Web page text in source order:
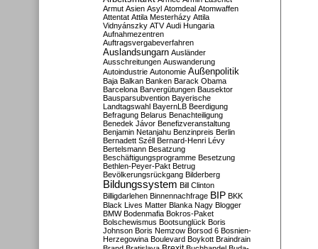
Armut Asien Asyl Atomdeal Atomwaffen
Attentat Attila Mesterházy Attila
Vidnyánszky ATV Audi Hungaria
Aufnahmezentren
Auftragsvergabeverfahren
Auslandsungarn Ausländer
Ausschreitungen Auswanderung
Autoindustrie Autonomie Außenpolitik
Baja Balkan Banken Barack Obama
Barcelona Barvergütungen Bausektor
Bausparsubvention Bayerische
Landtagswahl BayernLB Beerdigung
Befragung Belarus Benachteiligung
Benedek Jávor Benefizveranstaltung
Benjamin Netanjahu Benzinpreis Berlin
Bernadett Széll Bernard-Henri Lévy
Bertelsmann Besatzung
Beschäftigungsprogramme Besetzung
Bethlen-Peyer-Pakt Betrug
Bevölkerungsrückgang Bilderberg
Bildungssystem Bill Clinton
Billigdarlehen Binnennachfrage BIP BKK
Black Lives Matter Blanka Nagy Blogger
BMW Bodenmafia Bokros-Paket
Bolschewismus Bootsunglück Boris
Johnson Boris Nemzow Borsod 6 Bosnien-
Herzegowina Boulevard Boykott Braindrain